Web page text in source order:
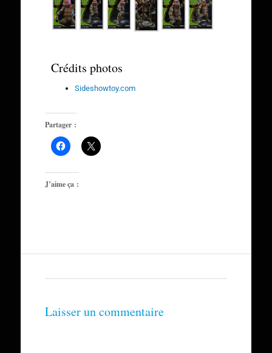
Crédits photos
Sideshowtoy.com
Partager :
J’aime ça :
Laisser un commentaire